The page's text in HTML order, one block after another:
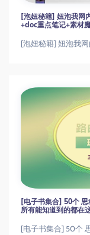
[泡妞秘籍] 妞泡我网
+doc重点笔记+素材
[电子书集合] 50个
所有能知道到的都在